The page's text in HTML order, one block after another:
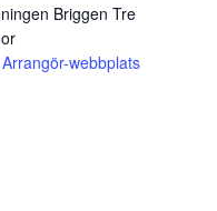
Briggen Tre
webbplats